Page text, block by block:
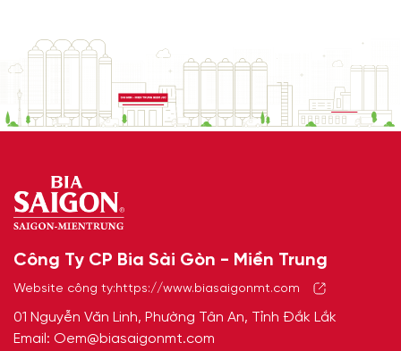
Công Ty CP Bia Sài Gòn - Miền Trung
Website công ty: https://www.biasaigonmt.com
01 Nguyễn Văn Linh, Phường Tân An, Tỉnh Đắk Lắk
Email: Oem@biasaigonmt.com